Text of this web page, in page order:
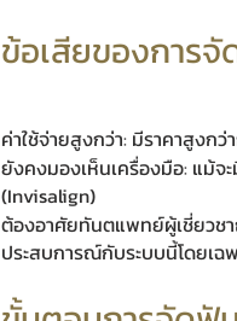
ข้อเสียของการ
ค่าใช้จ่ายสูงกว่า: มีราคาสูงก
ยังคงมองเห็นเครื่องมือ: แม้จ
(Invisalign)
ต้องอาศัยทันตแพทย์ผู้เชี่ยวช
ประสบการณ์กับระบบนี้โดยเฉ